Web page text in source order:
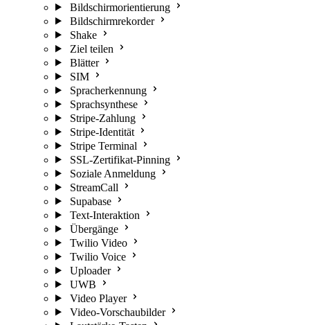
Bildschirmorientierung
Bildschirmrekorder
Shake
Ziel teilen
Blätter
SIM
Spracherkennung
Sprachsynthese
Stripe-Zahlung
Stripe-Identität
Stripe Terminal
SSL-Zertifikat-Pinning
Soziale Anmeldung
StreamCall
Supabase
Text-Interaktion
Übergänge
Twilio Video
Twilio Voice
Uploader
UWB
Video Player
Video-Vorschaubilder